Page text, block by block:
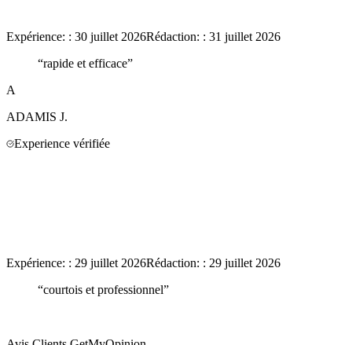
Expérience: : 30 juillet 2026Rédaction: : 31 juillet 2026
“rapide et efficace”
A
ADAMIS J.
Experience vérifiée
Expérience: : 29 juillet 2026Rédaction: : 29 juillet 2026
“courtois et professionnel”